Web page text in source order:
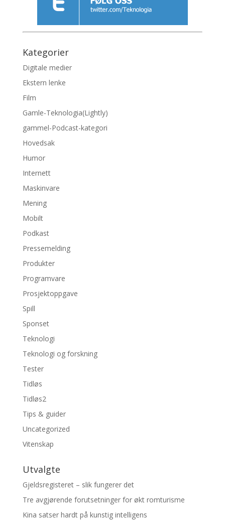
Kategorier
Digitale medier
Ekstern lenke
Film
Gamle-Teknologia(Lightly)
gammel-Podcast-kategori
Hovedsak
Humor
Internett
Maskinvare
Mening
Mobilt
Podkast
Pressemelding
Produkter
Programvare
Prosjektoppgave
Spill
Sponset
Teknologi
Teknologi og forskning
Tester
Tidløs
Tidløs2
Tips & guider
Uncategorized
Vitenskap
Utvalgte
Gjeldsregisteret – slik fungerer det
Tre avgjørende forutsetninger for økt romturisme
Kina satser hardt på kunstig intelligens